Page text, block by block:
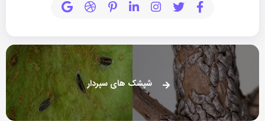
شپشک های سپردار